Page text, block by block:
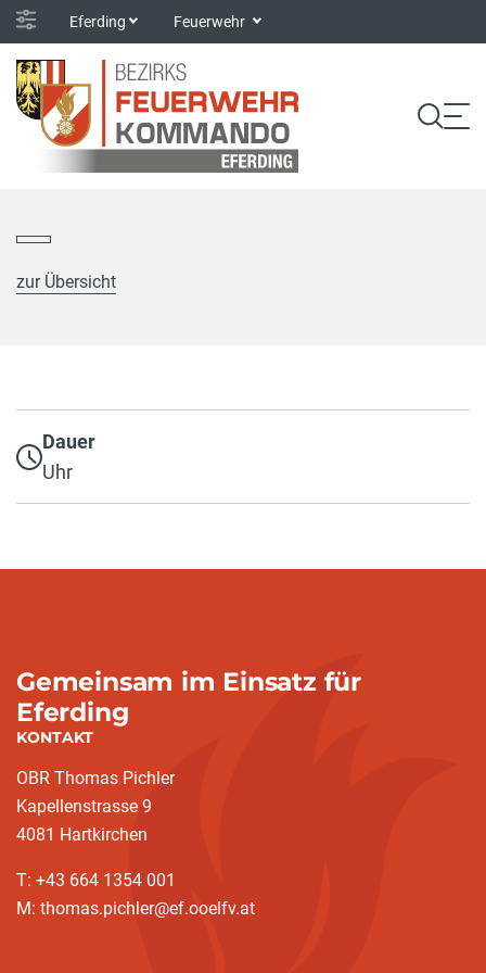
Eferding Feuerwehr
zur Übersicht
Dauer
Uhr
Gemeinsam im Einsatz für
Eferding
KONTAKT
OBR Thomas Pichler
Kapellenstrasse 9
4081 Hartkirchen
T: +43 664 1354 001
M: thomas.pichler@ef.ooelfv.at